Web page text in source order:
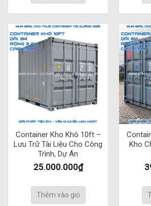
Container Kho Khô 10ft –
Lưu Trữ Tài Liệu Cho Công
Trình, Dự Án
25.000.000₫
Thêm vào giỏ
Kho